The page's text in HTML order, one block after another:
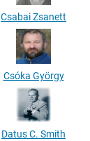
Csabai Zsanett
Csóka György
Datus C. Smith